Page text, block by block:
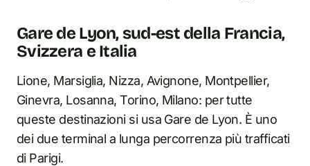
Gare de Lyon, sud-est della Francia,
Svizzera e Italia
Lione, Marsiglia, Nizza, Avignone, Montpellier,
Ginevra, Losanna, Torino, Milano: per tutte
queste destinazioni si usa Gare de Lyon. È uno
dei due terminal a lunga percorrenza più trafficati
di Parigi.